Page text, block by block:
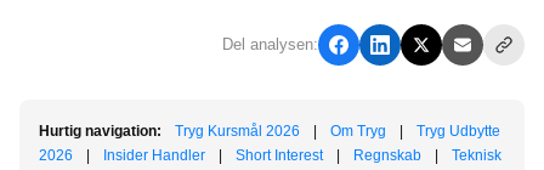
Del analysen:
Hurtig navigation: Tryg Kursmål 2026 Om Tryg
Tryg Udbytte
2026
Insider Handler Short Interest Regnskab
Teknisk